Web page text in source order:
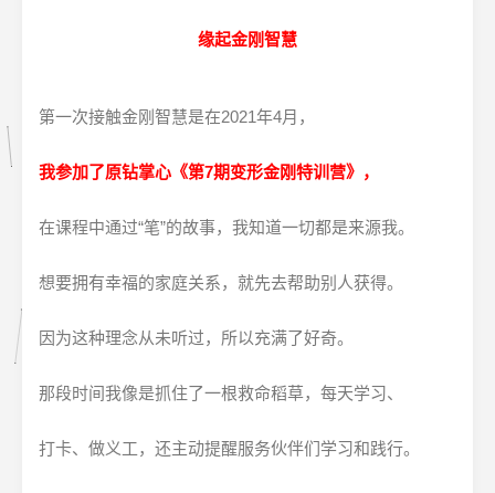
缘起金刚智慧
第一次接触金刚智慧是在2021年4月，
我参加了原钻掌心《第7期变形金刚特训营》，
在课程中通过“笔”的故事，我知道一切都是来源我。
想要拥有幸福的家庭关系，就先去帮助别人获得。
因为这种理念从未听过，所以充满了好奇。
那段时间我像是抓住了一根救命稻草，每天学习、
打卡、做义工，还主动提醒服务伙伴们学习和践行。